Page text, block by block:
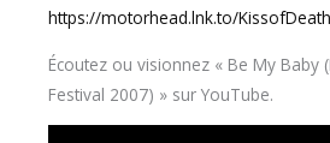
https://motorhead.lnk.to/
Écoutez ou visionnez « Be My Baby
Festival 2007) » sur YouTube.